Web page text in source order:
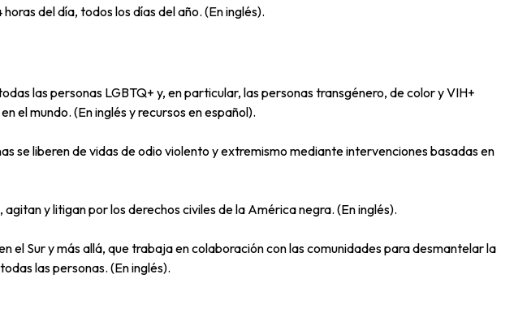
del día, todos los días del año. (En inglés).
las personas LGBTQ+ y, en particular, las personas transgénero, de color y VIH+
el mundo. (En inglés y recursos en español).
se liberen de vidas de odio violento y extremismo mediante intervenciones basadas en
y litigan por los derechos civiles de la América negra. (En inglés).
el Sur y más allá, que trabaja en colaboración con las comunidades para desmantelar la
las personas. (En inglés).